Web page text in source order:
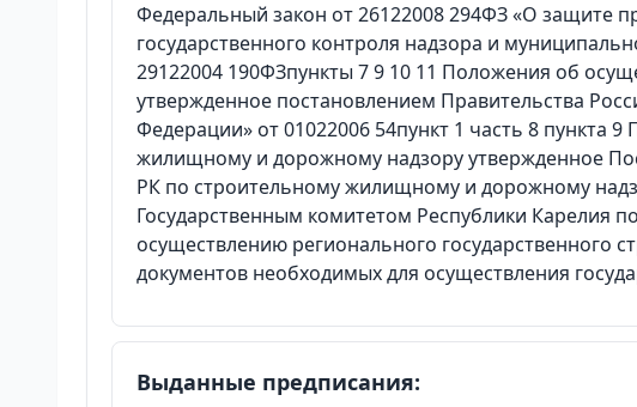
Федеральный закон от 26122008 294ФЗ «О защите
государственного контроля надзора и
29122004 190ФЗпункты 7 9 10 11 Положения об
утвержденное постановлением Правительства
Федерации» от 01022006 54пункт 1 часть 8 пункта
жилищному и дорожному надзору утвержденное
РК по строительному жилищному и дорожному
Государственным комитетом Республики Карелия
осуществлению регионального государственного
документов необходимых для осуществления
Выданные предписания: